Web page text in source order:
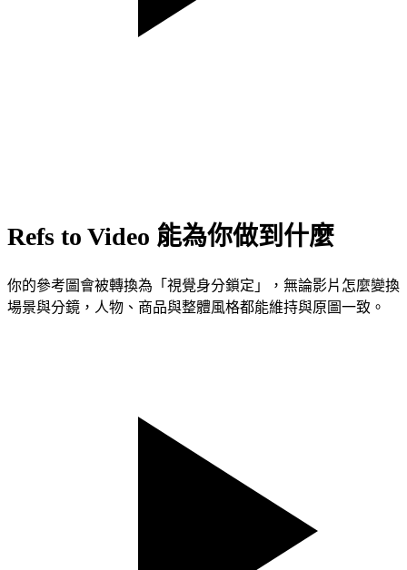
Refs to Video 能為你做到什麼
你的參考圖會被轉換為「視覺身分鎖定」，無論影片怎麼變換
場景與分鏡，人物、商品與整體風格都能維持與原圖一致。